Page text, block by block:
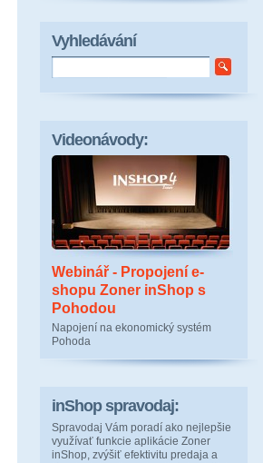
Vyhledávání
Videonávody:
Webinář - Propojení e-
shopu Zoner inShop s
Pohodou
Napojení na ekonomický systém
Pohoda
inShop spravodaj:
Spravodaj Vám poradí ako nejlepšie
využívať funkcie aplikácie Zoner
inShop, zvýšiť efektivitu predaja a